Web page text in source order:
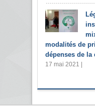
modalités de
dépenses de la
17 mai 2021 |